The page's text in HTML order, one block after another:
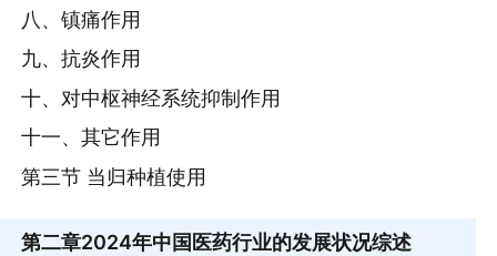
八、镇痛作用
九、抗炎作用
十、对中枢神经系统抑制作用
十一、其它作用
第三节 当归种植使用
第二章2024年中国医药行业的发展状况综述